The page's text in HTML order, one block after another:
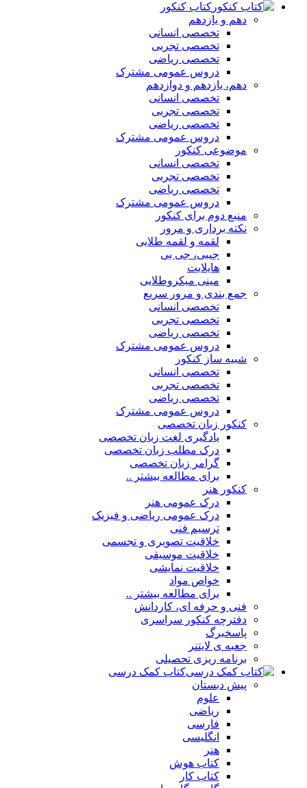
کتاب کنکور
دهم و یازدهم
تخصصی انسانی
تخصصی تجربی
تخصصی ریاضی
دروس عمومی مشترک
دهم، یازدهم و دوازدهم
تخصصی انسانی
تخصصی تجربی
تخصصی ریاضی
دروس عمومی مشترک
موضوعی کنکور
تخصصی انسانی
تخصصی تجربی
تخصصی ریاضی
دروس عمومی مشترک
منبع دوم برای کنکور
نکته برداری و مرور
لقمه و لقمه طلایی
جیبی، جی بی
هایلایت
مینی میکروطلایی
جمع بندی و مرور سریع
تخصصی انسانی
تخصصی تجربی
تخصصی ریاضی
دروس عمومی مشترک
شبیه ساز کنکور
تخصصی انسانی
تخصصی تجربی
تخصصی ریاضی
دروس عمومی مشترک
کنکور زبان تخصصی
یادگیری لغت زبان تخصصی
درک مطلب زبان تخصصی
گرامر زبان تخصصی
برای مطالعه بیشتر ..
کنکور هنر
درک عمومی هنر
درک عمومی ریاضی و فیزیک
ترسیم فنی
خلاقیت تصویری و تجسمی
خلاقیت موسیقی
خلاقیت نمایشی
خواص مواد
برای مطالعه بیشتر ..
فنی و حرفه ای، کاردانش
دفترچه کنکور سراسری
پاسخبرگ
جعبه ی لایتنر
برنامه ریزی تحصیلی
کتاب کمک درسی
پیش دبستان
علوم
ریاضی
فارسی
انگلیسی
هنر
کتاب هوش
کتاب کار